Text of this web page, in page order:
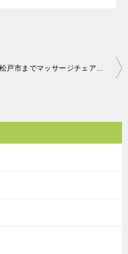
松戸市までマッサージチェアの回収処分のお客さまの声